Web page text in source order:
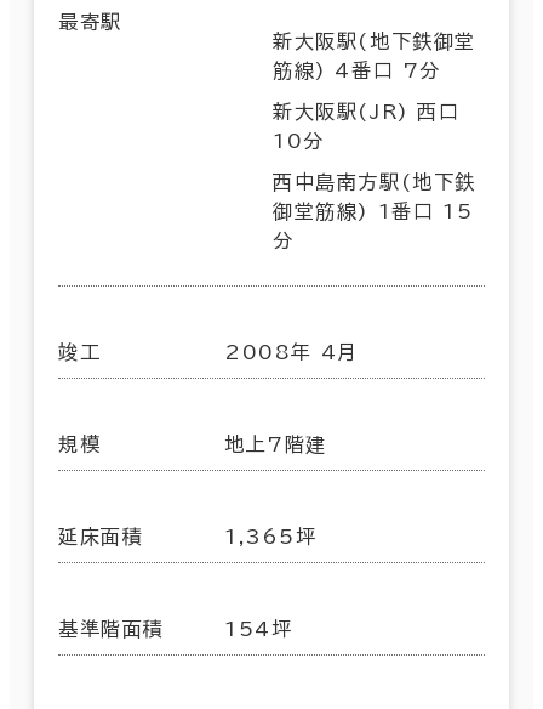
最寄駅
新大阪駅(地下鉄御堂
筋線) 4番口 7分
新大阪駅(JR) 西口
10分
西中島南方駅(地下鉄
御堂筋線) 1番口 15
分
竣工 2008年 4月
規模 地上7階建
延床面積 1,365坪
基準階面積 154坪